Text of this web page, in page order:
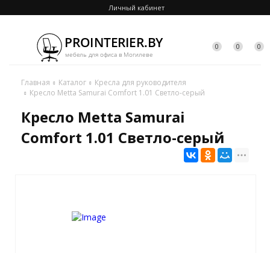
Личный кабинет
0 0 0
Главная Каталог
Кресла для руководителя
Кресло Metta Samurai Comfort 1.01 Светло-серый
Кресло Metta Samurai
Comfort 1.01 Светло-серый